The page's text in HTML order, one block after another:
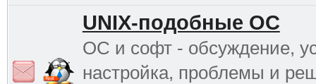
UNIX-подобные ОС
ОС и софт - обсуждение,
настройка, проблемы и